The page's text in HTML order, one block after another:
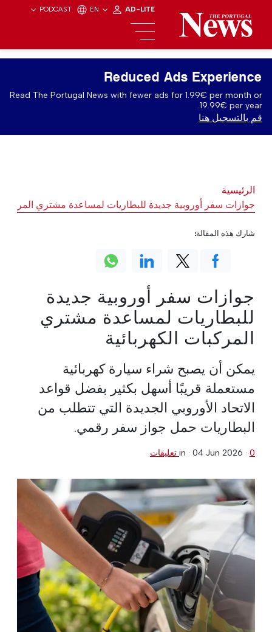
PODCAST EN AD-LITE
Reduced Ads Experience
Read The Portugal News with fewer ads for 1.99€ per month or
19.99€ per year.
قم بالتسجيل هنا
الرئيسية
جوازات سفر أوروبية جديدة للبطاريات لمساعدة مشتري المركبات
جوازات سفر أوروبية جديدة
للبطاريات لمساعدة مشتري
المركبات الكهربائية
يمكن أن يصبح شراء سيارة كهربائية
مستعملة قريبًا أسهل بكثير بفضل قواعد
الاتحاد الأوروبي الجديدة التي تتطلب من
البطاريات حمل جواز سفر رقمي.
in · 04 Jun 2026 · 0 تعليقات
شارك هذه المقالة: